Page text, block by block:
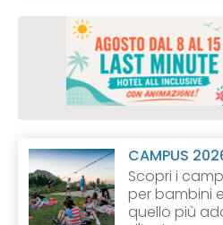
CAMPUS
Scopri i
per bambini
quello più